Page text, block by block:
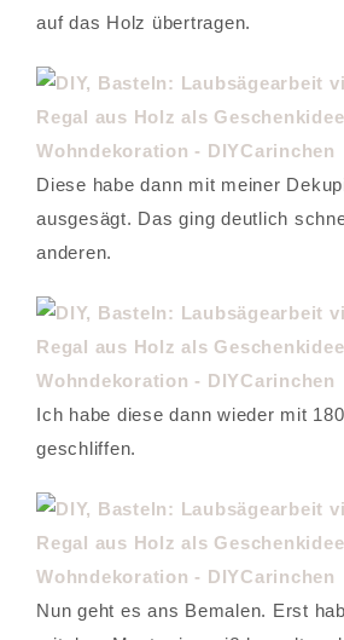
auf das Holz übertragen.
Diese habe dann mit meiner
ausgesägt. Das ging deutlich
anderen.
Ich habe diese dann wieder mit
geschliffen.
Nun geht es ans Bemalen. Erst